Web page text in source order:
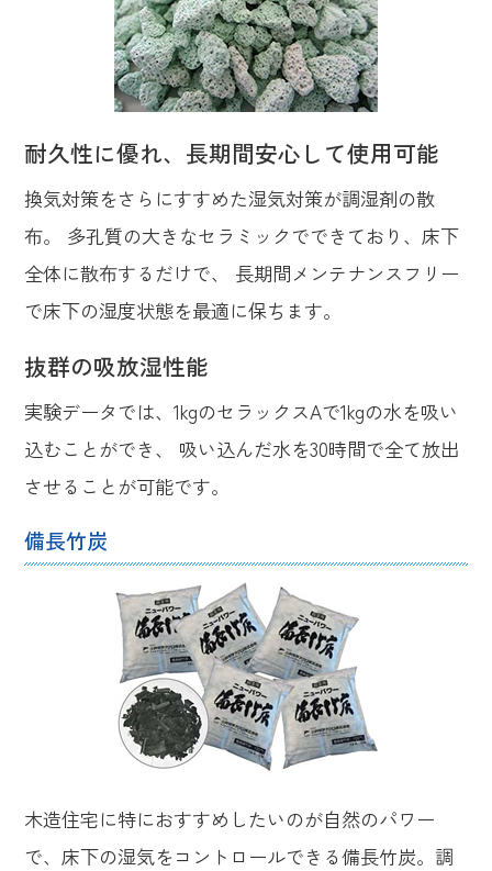
耐久性に優れ、長期間安心して使用可能
換気対策をさらにすすめた湿気対策が調湿剤の散
布。 多孔質の大きなセラミックでできており、床下
全体に散布するだけで、 長期間メンテナンスフリー
で床下の湿度状態を最適に保ちます。
抜群の吸放湿性能
実験データでは、1kgのセラックスAで1kgの水を吸い
込むことができ、 吸い込んだ水を30時間で全て放出
させることが可能です。
備長竹炭
木造住宅に特におすすめしたいのが自然のパワー
で、床下の湿気をコントロールできる備長竹炭。調